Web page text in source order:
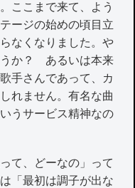
ここまで来て、よう
ージの始めの頃目立
なくなりました。や
うか？ あるいは本来
手さんであって、カ
れません。有名な曲
うサービス精神なの
て、どーなの」って
「最初は調子が出な